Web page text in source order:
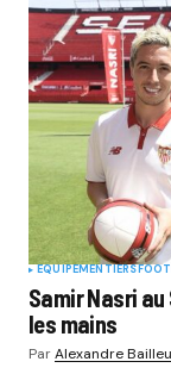
EQUIPEMENTIERS
Samir Nasri
les mains
ParAlexandre